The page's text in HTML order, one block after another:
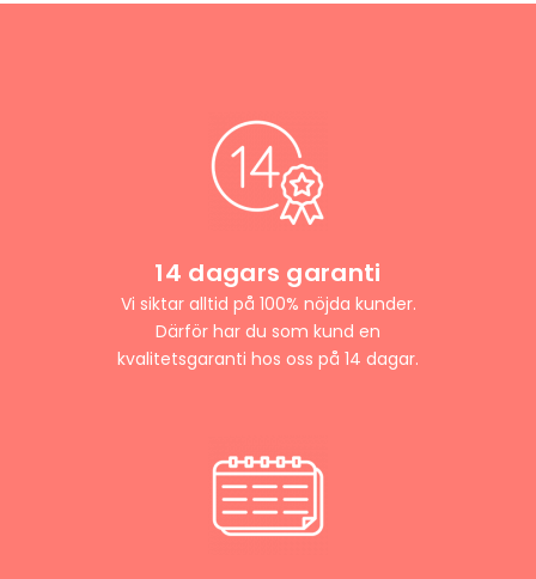
14 dagars garanti
Vi siktar alltid på 100% nöjda kunder.
Därför har du som kund en
kvalitetsgaranti hos oss på 14 dagar.